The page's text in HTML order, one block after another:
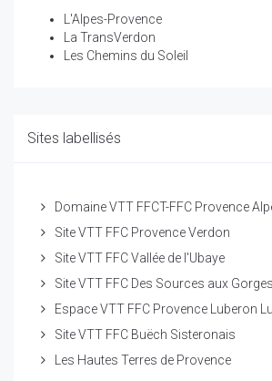
L'Alpes-Provence
La TransVerdon
Les Chemins du Soleil
Sites labellisés
Domaine VTT FFCT-FFC Provence
Site VTT FFC Provence Verdon
Site VTT FFC Vallée de l'Ubaye
Site VTT FFC Des Sources aux
Espace VTT FFC Provence Luberon
Site VTT FFC Buëch Sisteronais
Les Hautes Terres de Provence